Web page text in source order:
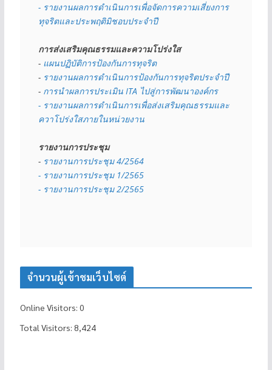
- รายงานผลการดำเนินการเพื่อจัดการความเสี่ยงการ
ทุจริตและประพฤติมิชอบประจำปี
การส่งเสริมคุณธรรมและความโปร่งใส
- แผนปฏิบัติการป้องกันการทุจริต
- รายงานผลการดำเนินการป้องกันการทุจริตประจำปี
- การนำผลการประเมิน ITA ไปสู่การพัฒนาองค์กร
- รายงานผลการดำเนินการเพื่อส่งเสริมคุณธรรมและ
ควาโปร่งใสภายในหน่วยงาน
รายงานการประชุม
- รายงานการประชุม 4/2564
- รายงานการประชุม 1/2565
- รายงานการประชุม 2/2565
จำนวนผู้เข้าชมเว็บไซต์
Online Visitors: 0
Total Visitors: 8,424